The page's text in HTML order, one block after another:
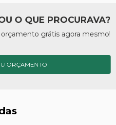
O QUE PROCURAVA?
orçamento grátis agora mesmo!
ORÇAMENTO